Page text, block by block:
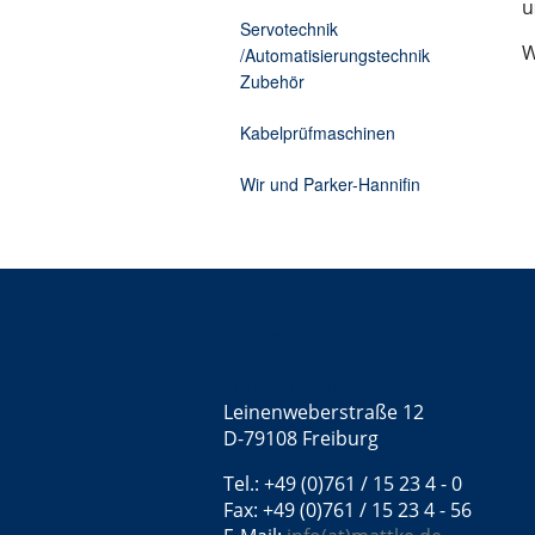
Servotechnik
/Automatisierungstechnik
Zubehör
Kabelprüfmaschinen
Wir und Parker-Hannifin
Leinenweberstraße 12
D-79108 Freiburg
Tel.: +49 (0)761 / 15 23 4 - 0
Fax: +49 (0)761 / 15 23 4 - 56